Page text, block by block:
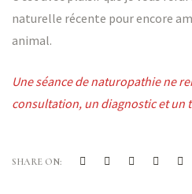
naturelle récente pour encore
animal.
Une séance de naturopathie ne
consultation, un diagnostic et un
SHARE ON: